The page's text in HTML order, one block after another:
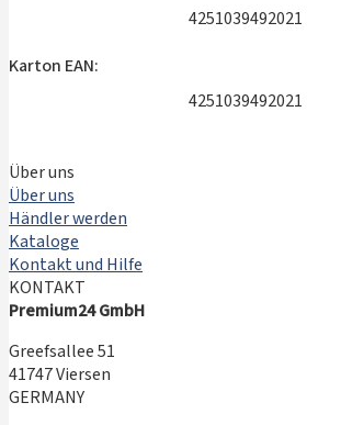
4251039492021
Karton EAN:
4251039492021
Über uns
Über uns
Händler werden
Kataloge
Kontakt und Hilfe
KONTAKT
Premium24 GmbH
Greefsallee 51
41747 Viersen
GERMANY